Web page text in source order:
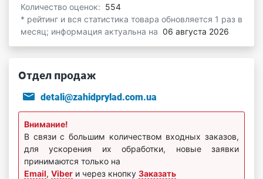
Количество оценок: 554
* рейтинг и вся статистика товара обновляется 1 раз в
месяц; информация актуальна на 06 августа 2026
Отдел продаж
detali@zahidprylad.com.ua
Внимание!
В связи с большим количеством входных заказов,
для ускорения их обработки, новые заявки
принимаются только на
Email, Viber и через кнопку Заказать